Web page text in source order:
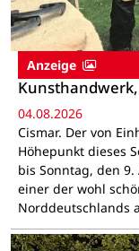
Anzeige
04.08.2026
Cismar. Der von
Höhepunkt dieses
bis Sonntag, den
einer der wohl
Norddeutschlands